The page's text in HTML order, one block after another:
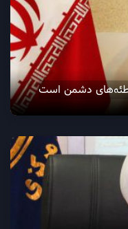
دشمن است